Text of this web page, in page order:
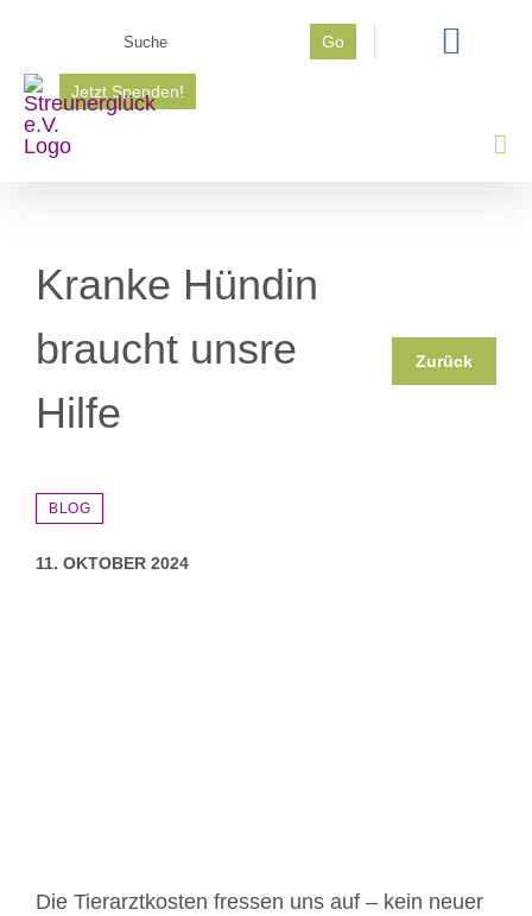
springen
Go
Jetzt Spenden!
Kranke Hündin
braucht unsre
Hilfe
Zurück
BLOG
11. OKTOBER 2024
Die Tierarztkosten fressen uns auf – kein neuer